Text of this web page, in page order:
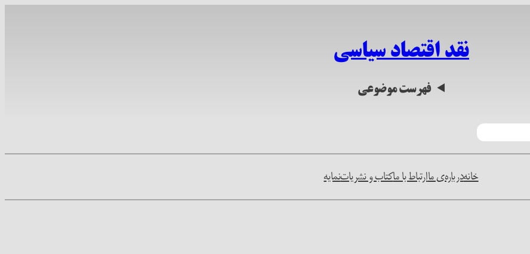
نقد اقتصاد سیاسی
فهرست موضوعی
خانهدرباره‌ی ماارتباط با ماکتاب و نشریاتنمایه